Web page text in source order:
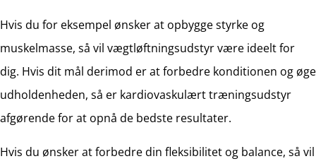
Hvis du for eksempel ønsker at opbygge styrke og
muskelmasse, så vil vægtløftningsudstyr være ideelt for
dig. Hvis dit mål derimod er at forbedre konditionen og øge
udholdenheden, så er kardiovaskulært træningsudstyr
afgørende for at opnå de bedste resultater.
Hvis du ønsker at forbedre din fleksibilitet og balance, så vil